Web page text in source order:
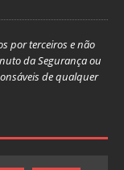
por terceiros e não
da Segurança ou
de qualquer